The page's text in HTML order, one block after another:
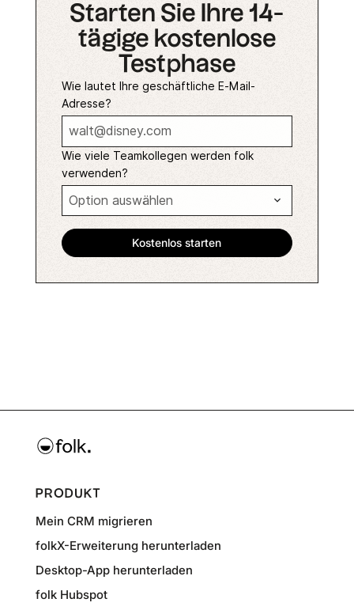
Starten Sie Ihre 14-
tägige kostenlose
Testphase
Wie lautet Ihre geschäftliche E-Mail-
Adresse?
Wie viele Teamkollegen werden folk
verwenden?
PRODUKT
Mein CRM migrieren
folkX-Erweiterung herunterladen
Desktop-App herunterladen
folk Hubspot